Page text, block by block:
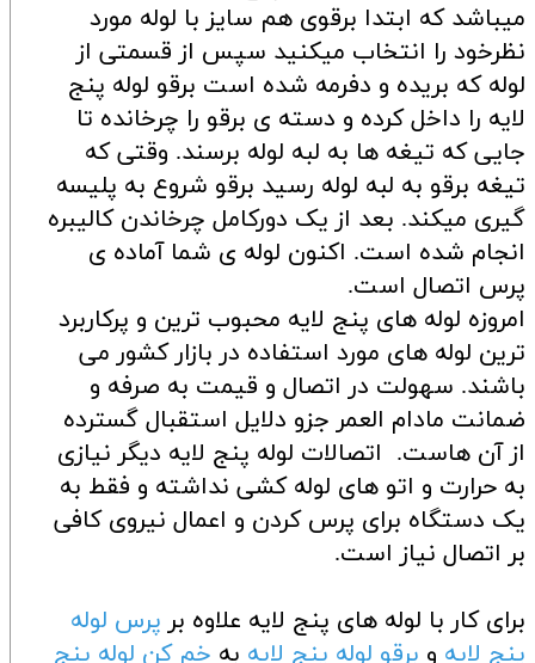
میباشد که ابتدا برقوی هم سایز با لوله مورد
نظرخود را انتخاب میکنید سپس از قسمتی از
لوله که بریده و دفرمه شده است برقو لوله پنج
لایه را داخل کرده و دسته ی برقو را چرخانده تا
جایی که تیغه ها به لبه لوله برسند. وقتی که
تیغه برقو به لبه لوله رسید برقو شروع به پلیسه
گیری میکند. بعد از یک دورکامل چرخاندن کالیبره
انجام شده است. اکنون لوله ی شما آماده ی
پرس اتصال است.
امروزه لوله های پنج لایه محبوب ترین و پرکاربرد
ترین لوله های مورد استفاده در بازار کشور می
باشند. سهولت در اتصال و قیمت به صرفه و
ضمانت مادام العمر جزو دلایل استقبال گسترده
از آن هاست. اتصالات لوله پنج لایه دیگر نیازی
به حرارت و اتو های لوله کشی نداشته و فقط به
یک دستگاه برای پرس کردن و اعمال نیروی کافی
بر اتصال نیاز است.
برای کار با لوله های پنج لایه علاوه بر پرس لوله
پنج لایه و برقو لوله پنج لایه به خم کن لوله پنج